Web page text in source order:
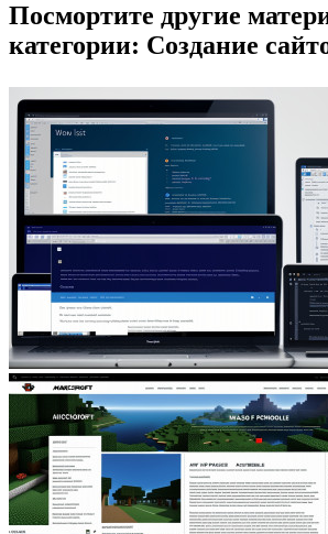
Посмортите другие
категории: Создание